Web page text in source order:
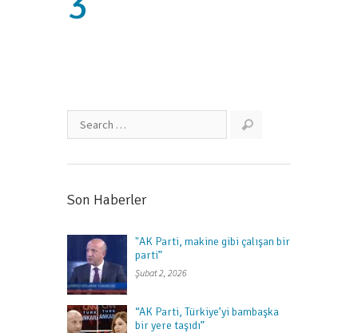
Son Haberler
"AK Parti, makine gibi çalışan bir
parti”
Şubat 2, 2026
“AK Parti, Türkiye’yi bambaşka
bir yere taşıdı”